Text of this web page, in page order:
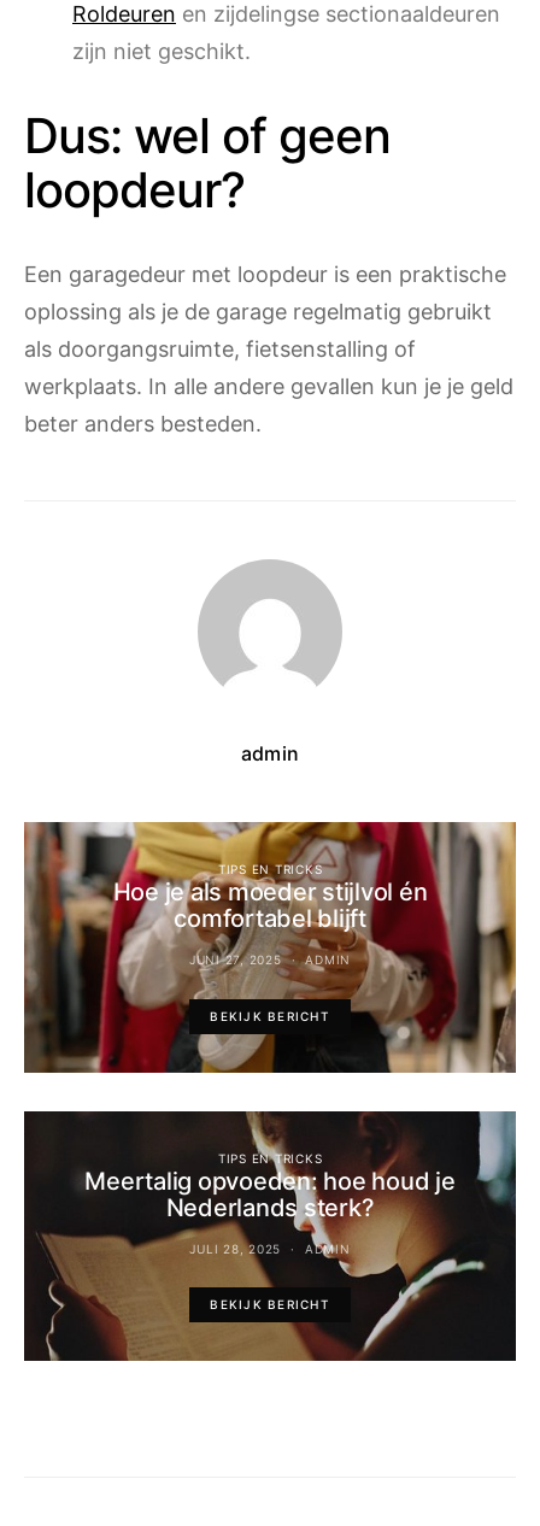
Roldeuren en zijdelingse sectionaaldeuren
zijn niet geschikt.
Dus: wel of geen
loopdeur?
Een garagedeur met loopdeur is een praktische
oplossing als je de garage regelmatig gebruikt
als doorgangsruimte, fietsenstalling of
werkplaats. In alle andere gevallen kun je je geld
beter anders besteden.
admin
TIPS EN TRICKS
Hoe je als moeder stijlvol én
comfortabel blijft
JUNI 27, 2025 ADMIN
BEKIJK BERICHT
TIPS EN TRICKS
Meertalig opvoeden: hoe houd je
Nederlands sterk?
JULI 28, 2025 ADMIN
BEKIJK BERICHT